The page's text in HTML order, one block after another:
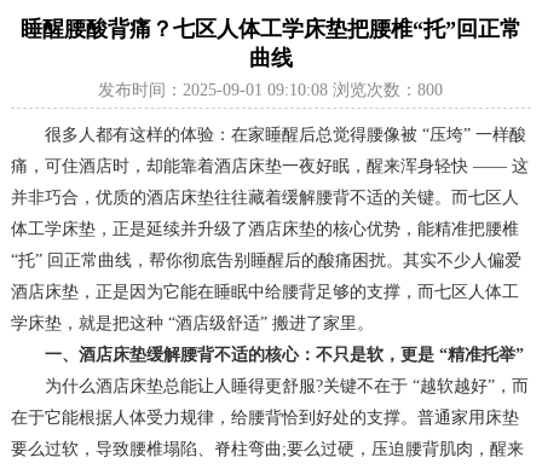
睡醒腰酸背痛？七区人体工学床垫把腰椎“托”回正常
曲线
发布时间：2025-09-01 09:10:08 浏览次数：800
很多人都有这样的体验：在家睡醒后总觉得腰像被 “压垮” 一样酸
痛，可住酒店时，却能靠着酒店床垫一夜好眠，醒来浑身轻快 —— 这
并非巧合，优质的酒店床垫往往藏着缓解腰背不适的关键。而七区人
体工学床垫，正是延续并升级了酒店床垫的核心优势，能精准把腰椎
“托” 回正常曲线，帮你彻底告别睡醒后的酸痛困扰。其实不少人偏爱
酒店床垫，正是因为它能在睡眠中给腰背足够的支撑，而七区人体工
学床垫，就是把这种 “酒店级舒适” 搬进了家里。
一、酒店床垫缓解腰背不适的核心：不只是软，更是 “精准托举”
为什么酒店床垫总能让人睡得更舒服?关键不在于 “越软越好”，而
在于它能根据人体受力规律，给腰背恰到好处的支撑。普通家用床垫
要么过软，导致腰椎塌陷、脊柱弯曲;要么过硬，压迫腰背肌肉，醒来